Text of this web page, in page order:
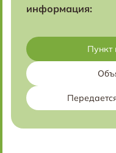
информация:
Пункт